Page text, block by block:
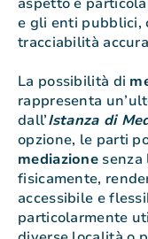
e gli enti pubblici,
tracciabilità
La possibilità di
rappresenta
dall’Istanza di
opzione, le parti
mediazione senza
fisicamente,
accessibile e
particolarmente